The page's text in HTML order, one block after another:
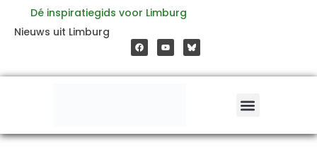
inhoud
Dé inspiratiegids voor Limburg
Nieuws uit Limburg
a
c
e
o
o
o
u
t
b
e